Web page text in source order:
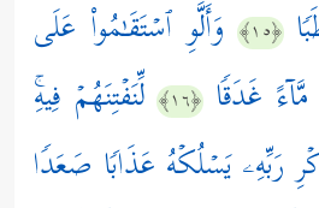
﴿١٥﴾
وَأَلَّوِ ٱسۡتَقَـٰمُواْ عَلَى
مَّاۤءً غَدَقࣰا ﴿١٦﴾
لِّنَفۡتِنَهُمۡ فِیهِۚ
یَسۡلُكۡهُ عَذَابࣰا صَعَدࣰا